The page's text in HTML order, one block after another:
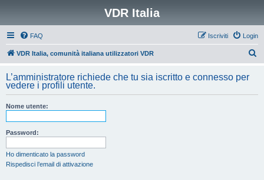
VDR Italia
FAQ Login
Iscriviti
VDR Italia, comunità italiana utilizzatori VDR
c
L’amministratore richiede che tu sia iscritto e connesso per
vedere i profili utente.
Nome utente:
Password:
Ho dimenticato la password
Rispedisci l’email di attivazione